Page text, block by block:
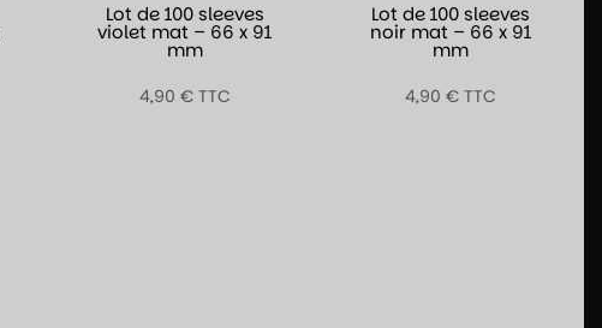
Lot de 100 sleeves
violet mat – 66 x 91
mm
4,90 € TTC
Lot de 100 sleeves
noir mat – 66 x 91
mm
4,90€ TTC